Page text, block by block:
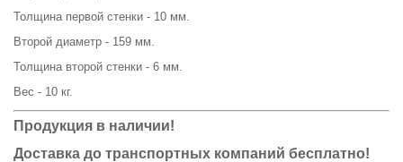
Толщина первой стенки - 10 мм.
Второй диаметр - 159 мм.
Толщина второй стенки - 6 мм.
Вес - 10 кг.
Продукция в наличии!
Доставка до транспортных компаний бесплатно!